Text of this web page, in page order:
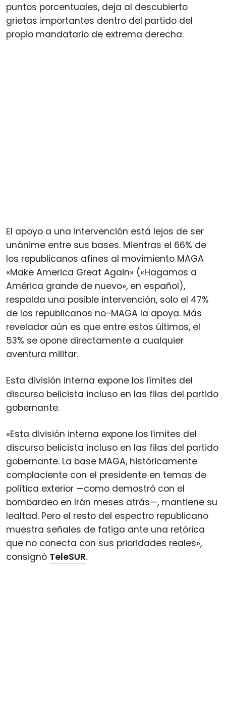
puntos porcentuales, deja al descubierto
grietas importantes dentro del partido del
propio mandatario de extrema derecha.
El apoyo a una intervención está lejos de ser
unánime entre sus bases. Mientras el 66% de
los republicanos afines al movimiento MAGA
«Make America Great Again» («Hagamos a
América grande de nuevo», en español),
respalda una posible intervención, solo el 47%
de los republicanos no-MAGA la apoya. Más
revelador aún es que entre estos últimos, el
53% se opone directamente a cualquier
aventura militar.
Esta división interna expone los límites del
discurso belicista incluso en las filas del partido
gobernante.
«Esta división interna expone los límites del
discurso belicista incluso en las filas del partido
gobernante. La base MAGA, históricamente
complaciente con el presidente en temas de
política exterior —como demostró con el
bombardeo en Irán meses atrás—, mantiene su
lealtad. Pero el resto del espectro republicano
muestra señales de fatiga ante una retórica
que no conecta con sus prioridades reales»,
consignó TeleSUR.